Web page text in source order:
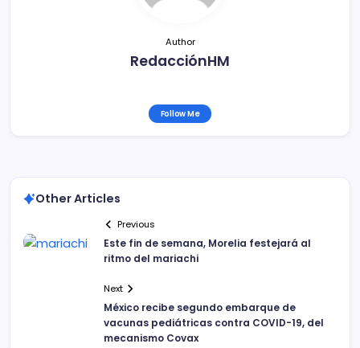
Author
RedacciónHM
Follow Me
Other Articles
Previous
Este fin de semana, Morelia festejará al
ritmo del mariachi
Next
México recibe segundo embarque de
vacunas pediátricas contra COVID-19, del
mecanismo Covax